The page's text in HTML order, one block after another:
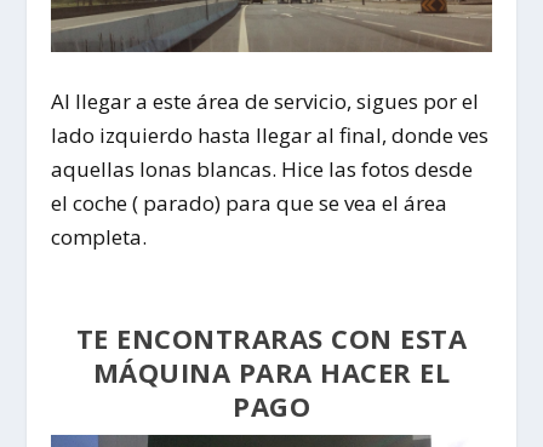
Al llegar a esteárea de servicio, sigues por el
lado izquierdo hasta llegar al final, donde ves
aquellas lonas blancas. Hice las fotos desde
el coche ( parado) para que se vea el área
completa.
TE ENCONTRARAS CON ESTA
MÁQUINA PARA HACER EL
PAGO